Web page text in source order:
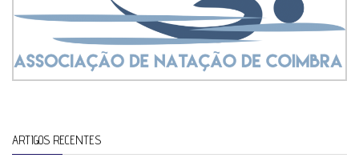
ARTIGOS RECENTES